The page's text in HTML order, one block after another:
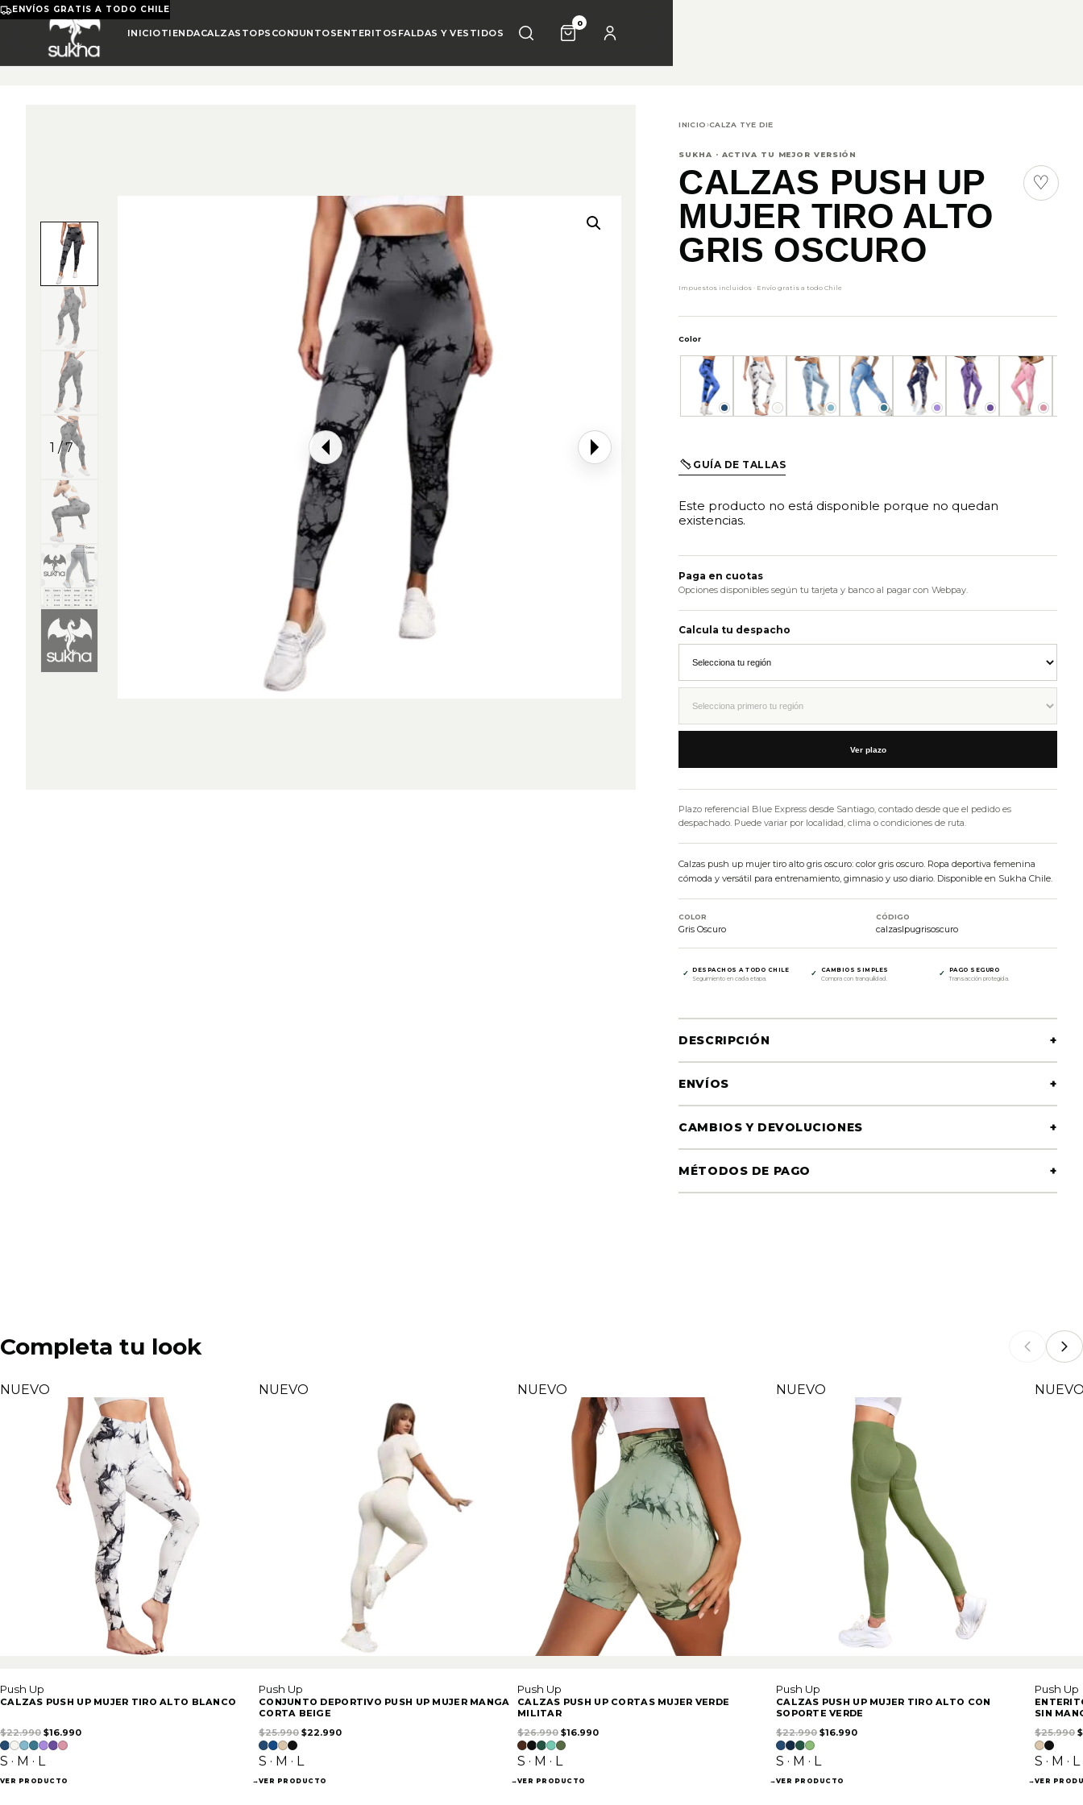
ENVÍOS GRATIS A TODO CHILE
INICIOTIENDACALZAS TOPS CONJUNTOSENTERITOS FALDAS Y VESTIDOS
0
1 / 7
INICIO›CALZA TYE DIE
SUKHA · ACTIVA TU MEJOR VERSIÓN
CALZAS PUSH UP
MUJER TIRO ALTO
GRIS OSCURO
♡
Impuestos incluidos · Envío gratis a todo Chile
Color
Azul Blanco Celeste Celeste OscuroLila Morado Rosa
GUÍA DE TALLAS
Este producto no está disponible porque no quedan
existencias.
Paga en cuotas
Opciones disponibles según tu tarjeta y banco al pagar con Webpay.
Calcula tu despacho
Ver plazo
Plazo referencial Blue Express desde Santiago, contado desde que el pedido es
despachado. Puede variar por localidad, clima o condiciones de ruta.
Calzas push up mujer tiro alto gris oscuro: color gris oscuro. Ropa deportiva femenina
cómoda y versátil para entrenamiento, gimnasio y uso diario. Disponible en Sukha Chile.
COLOR
Gris Oscuro
CÓDIGO
calzaslpugrisoscuro
✓ DESPACHOS A TODO CHILE
Seguimiento en cada etapa.
✓
CAMBIOS SIMPLES
Compra con tranquilidad.
✓
PAGO SEGURO
Transacción protegida.
DESCRIPCIÓN +
ENVÍOS +
CAMBIOS Y DEVOLUCIONES +
MÉTODOS DE PAGO +
Completa tu look
NUEVO
Push Up
CALZAS PUSH UP MUJER TIRO ALTO BLANCO
$22.990 El precio original era: $22.990.
$16.990El precio actual es: $16.990.
S · M · L
VER PRODUCTO →
NUEVO
Push Up
CONJUNTO DEPORTIVO PUSH UP MUJER MANGA
CORTA BEIGE
$25.990 El precio original era: $25.990.
$22.990El precio actual es: $22.990.
S · M · L
VER PRODUCTO →
NUEVO
Push Up
CALZAS PUSH UP CORTAS MUJER VERDE
MILITAR
$26.990 El precio original era: $26.990.
$16.990El precio actual es: $16.990.
S · M · L
VER PRODUCTO →
NUEVO
Push Up
CALZAS PUSH UP MUJER TIRO ALTO CON
SOPORTE VERDE
$22.990 El precio original era: $22.990.
$16.990El precio actual es: $16.990.
S · M · L
VER PRODUCTO →
Push Up
SIN
$25.990 $
S · M · L
VER